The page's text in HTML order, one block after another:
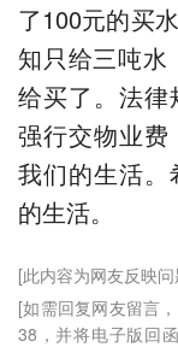
了100元的买
知只给三吨
给买了。法
强行交物业
我们的生活
的生活。
[此内容为网友反映
[如需回复网友留言
38，并将电子版回